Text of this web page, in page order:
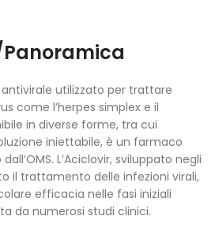
utilizzato per trattare
come l’herpes simplex e il
in diverse forme, tra cui
iniettabile, è un farmaco
L’Aciclovir, sviluppato negli
il trattamento delle infezioni virali,
efficacia nelle fasi iniziali
da numerosi studi clinici.